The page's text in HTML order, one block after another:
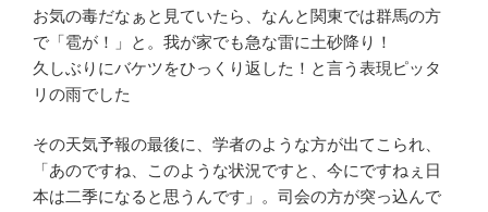
お気の毒だなぁと見ていたら、なんと関東では群馬の方
で「雹が！」と。我が家でも急な雷に土砂降り！
久しぶりにバケツをひっくり返した！と言う表現ピッタ
リの雨でした
その天気予報の最後に、学者のような方が出てこられ、
「あのですね、このような状況ですと、今にですねぇ日
本は二季になると思うんです」。司会の方が突っ込んで